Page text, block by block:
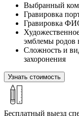
Выбранный
Гравировка
Гравировка
эмблемы родов
Сложность и
захоронения
Узнать стоимость
Бесплатный выезд